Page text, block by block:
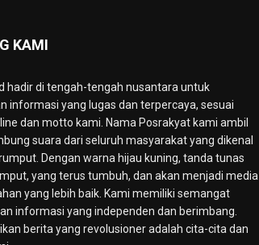
KAMI
hadir di tengah-tengah nusantara untuk
informasi yang lugas dan terpercaya, sesuai
dan motto kami. Nama Posrakyat kami ambil
suara dari seluruh masyarakat yang dikenal
Dengan warna hijau kuning, tanda tunas
yang terus tumbuh, dan akan menjadi media
yang lebih baik. Kami memiliki semangat
informasi yang independen dan berimbang.
berita yang revolusioner adalah cita-cita dan